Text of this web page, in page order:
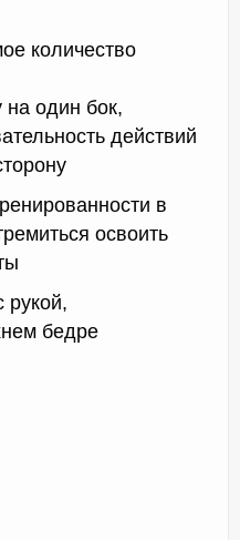
количество
один бок,
действий
в
освоить
рукой,
бедре